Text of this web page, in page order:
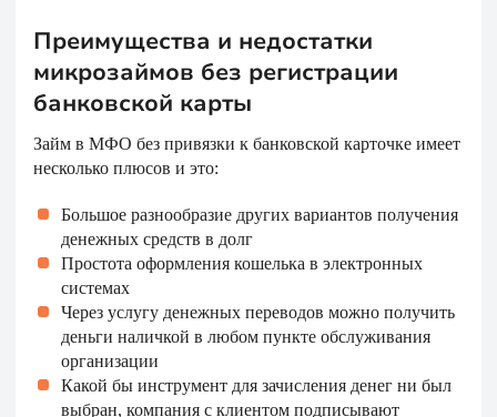
Преимущества и недостатки
микрозаймов без регистрации
банковской карты
Займ в МФО без привязки к банковской карточке имеет
несколько плюсов и это:
Большое разнообразие других вариантов получения
денежных средств в долг
Простота оформления кошелька в электронных
системах
Через услугу денежных переводов можно получить
деньги наличкой в любом пункте обслуживания
организации
Какой бы инструмент для зачисления денег ни был
выбран, компания с клиентом подписывают